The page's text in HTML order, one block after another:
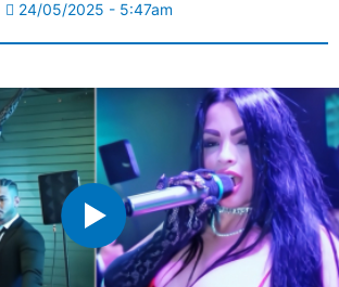
24/05/2025 - 5:47am